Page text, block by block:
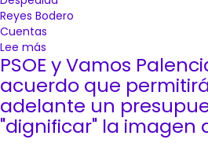
Reyes Bodero
Cuentas
Lee más
El
pleno
del
Ayuntamiento
aprueba
PSOE y Vamos
acuerdo que
adelante un
"dignificar" la imagen